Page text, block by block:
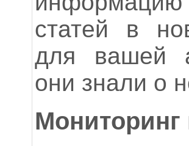
статей в
для вашей
они знали о
Мониторинг